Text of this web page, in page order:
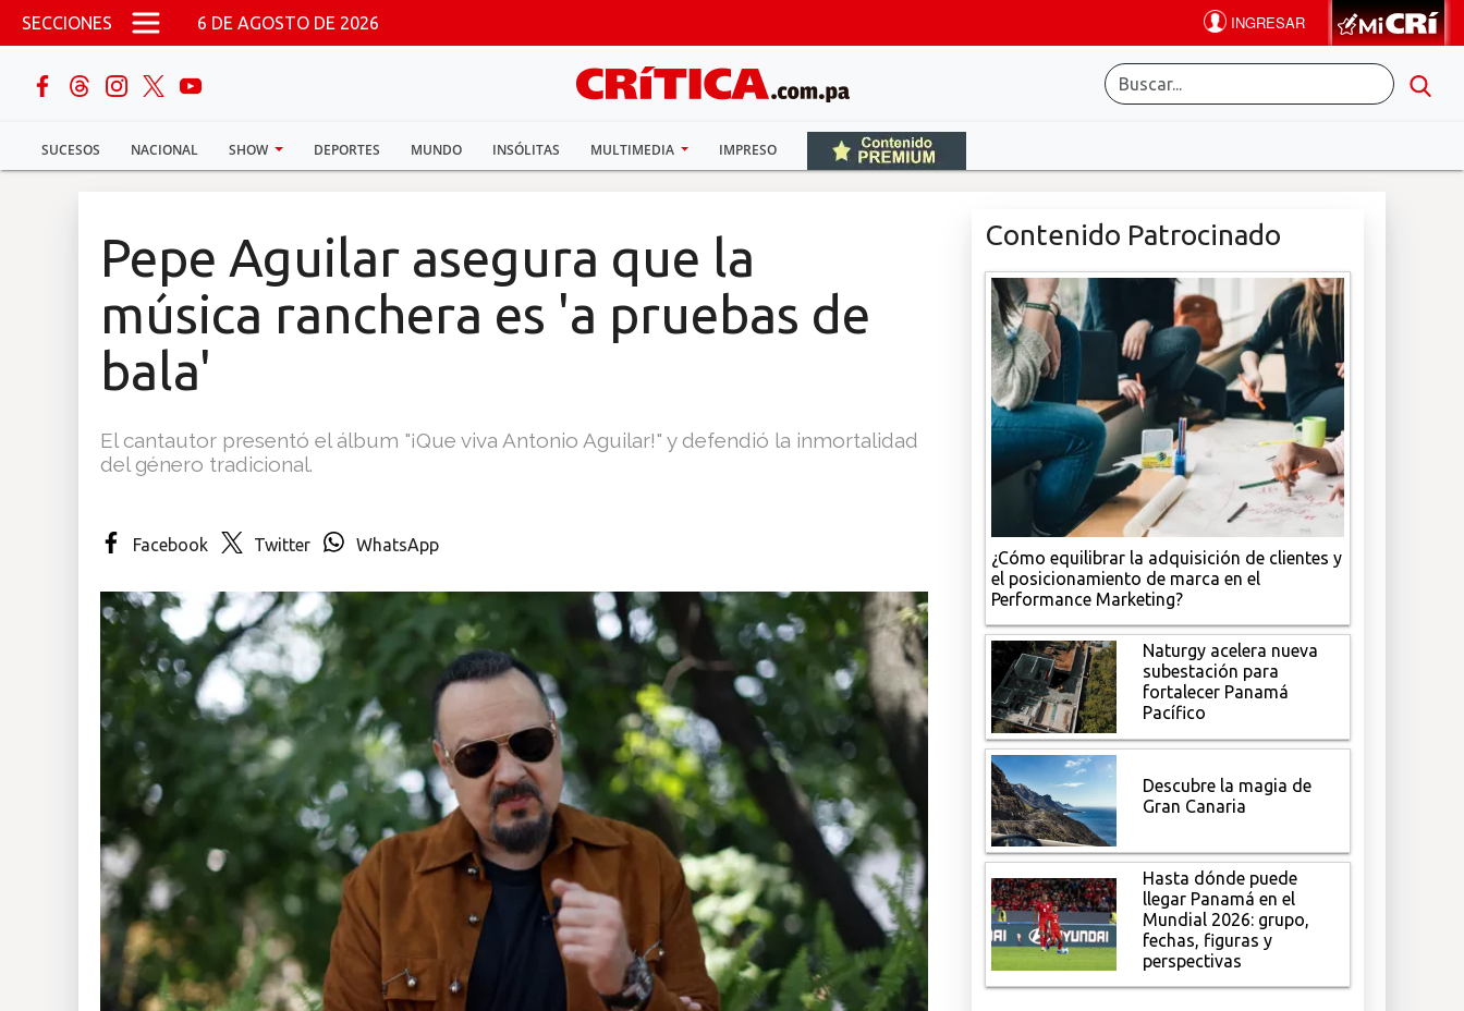
Pasar al contenido principal
SECCIONES 6 DE AGOSTO DE 2026
SUCESOS NACIONAL SHOW DEPORTES MUNDO INSÓLITAS MULTIMEDIA IMPRESO
buscar
Sucesos
Multimedia
Pepe Aguilar asegura que la
música ranchera es 'a pruebas de
bala'
El cantautor presentó el álbum "¡Que viva Antonio Aguilar!" y defendió la inmortalidad
del género tradicional.
Facebook Twitter WhatsApp
Contenido Patrocinado
¿Cómo equilibrar la adquisición de clientes y
el posicionamiento de marca en el
Performance Marketing?
Naturgy acelera nueva
subestación para
fortalecer Panamá
Pacífico
Descubre la magia de
Gran Canaria
Hasta dónde puede
llegar Panamá en el
Mundial 2026: grupo,
fechas, figuras y
perspectivas